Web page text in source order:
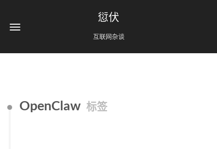
愆伏
互联网杂谈
OpenClaw 标签